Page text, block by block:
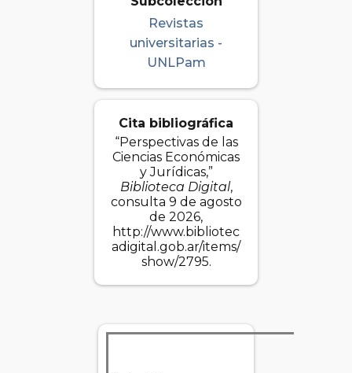
Revistas
universitarias -
UNLPam
Cita bibliográfica
“Perspectivas de las
Ciencias Económicas
y Jurídicas,”
Biblioteca Digital,
consulta 9 de agosto
de 2026,
http://www.bibliotec
adigital.gob.ar/items/
show/2795.